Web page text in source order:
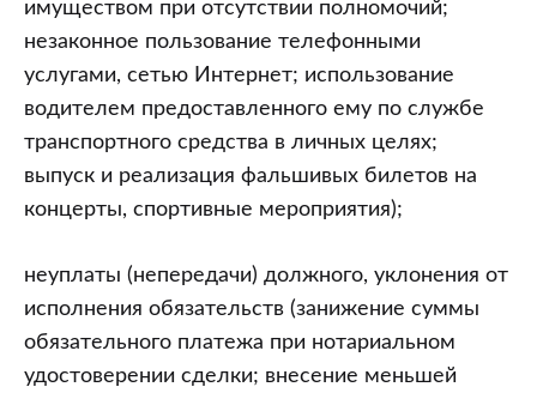
имуществом при отсутствии полномочий;
незаконное пользование телефонными
услугами, сетью Интернет; использование
водителем предоставленного ему по службе
транспортного средства в личных целях;
выпуск и реализация фальшивых билетов на
концерты, спортивные мероприятия);
неуплаты (непередачи) должного, уклонения от
исполнения обязательств (занижение суммы
обязательного платежа при нотариальном
удостоверении сделки; внесение меньшей